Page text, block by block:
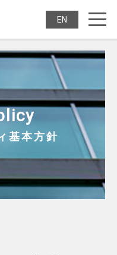
ル・リート
ENGLISH
基本方針